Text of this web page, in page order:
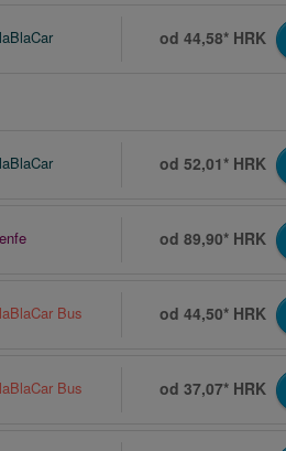
od 44,58* HRK
od 52,01* HRK
od 89,90* HRK
Bus od 44,50* HRK
Bus od 37,07* HRK